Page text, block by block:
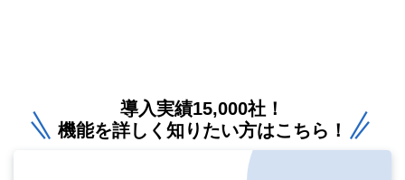
導入実績15,000社！
機能を詳しく知りたい方はこちら！